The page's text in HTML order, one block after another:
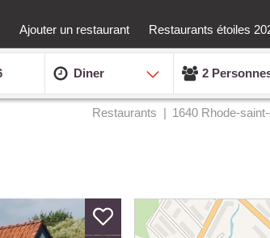
Ajouter un restaurant Restaurants étoiles
Diner 2
Restaurants 1640 Rhode-